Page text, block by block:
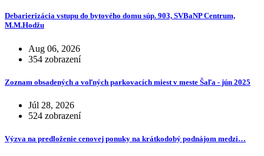
Debarierizácia vstupu do bytového domu súp. 903, SVBaNP Centrum,
M.M.Hodžu
Aug 06, 2026
354 zobrazení
Zoznam obsadených a voľných parkovacích miest v meste Šaľa - jún 2025
Júl 28, 2026
524 zobrazení
Výzva na predloženie cenovej ponuky na krátkodobý podnájom medzi…